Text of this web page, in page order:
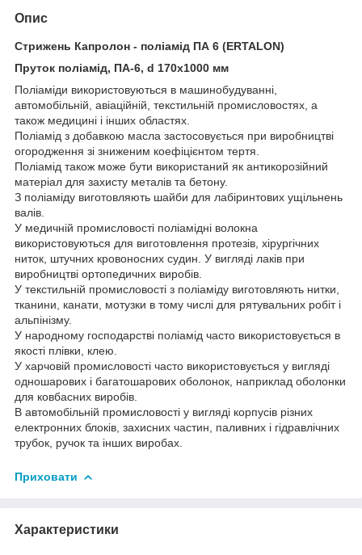
Опис
Стрижень Капролон - поліамід ПА 6 (ERTALON)
Пруток поліамід, ПА-6, d 170х1000 мм
Поліаміди використовуються в машинобудуванні,
автомобільній, авіаційній, текстильній промисловостях, а
також медицині і інших областях.
Поліамід з добавкою масла застосовується при виробництві
огородження зі зниженим коефіцієнтом тертя.
Поліамід також може бути використаний як антикорозійний
матеріал для захисту металів та бетону.
З поліаміду виготовляють шайби для лабіринтових ущільнень
валів.
У медичній промисловості поліамідні волокна
використовуються для виготовлення протезів, хірургічних
ниток, штучних кровоносних судин. У вигляді лаків при
виробництві ортопедичних виробів.
У текстильній промисловості з поліаміду виготовляють нитки,
тканини, канати, мотузки в тому числі для рятувальних робіт і
альпінізму.
У народному господарстві поліамід часто використовується в
якості плівки, клею.
У харчовій промисловості часто використовується у вигляді
одношарових і багатошарових оболонок, наприклад оболонки
для ковбасних виробів.
В автомобільній промисловості у вигляді корпусів різних
електронних блоків, захисних частин, паливних і гідравлічних
трубок, ручок та інших виробах.
Приховати
Характеристики